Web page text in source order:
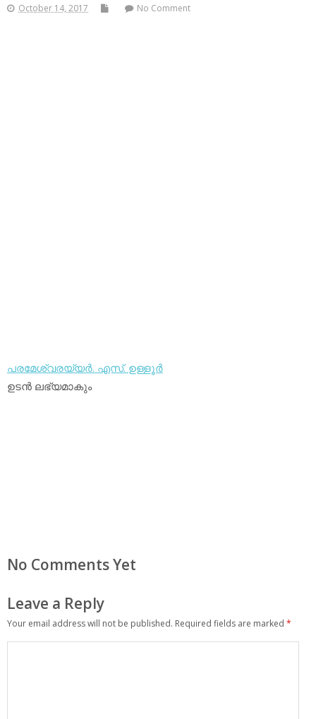
October 14, 2017 No Comment
പരമേശ്വരയ്യര്‍. എസ്. ഉള്ളൂര്‍
ഉടന്‍ ലഭ്യമാകും
No Comments Yet
Leave a Reply
Your email address will not be published. Required fields are marked *